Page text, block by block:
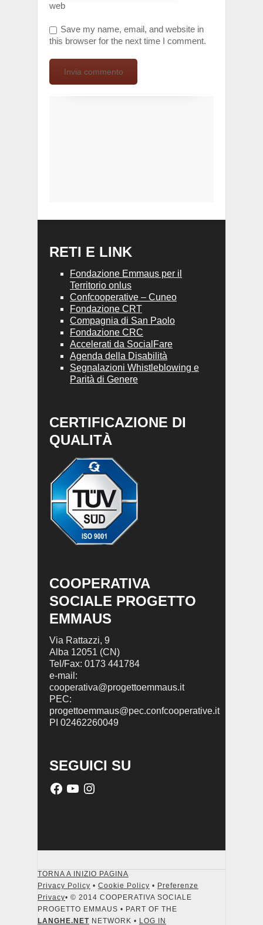
web
Save my name, email, and website in
this browser for the next time I comment.
RETI E LINK
Fondazione Emmaus per il
Territorio onlus
Confcooperative – Cuneo
Fondazione CRT
Compagnia di San Paolo
Fondazione CRC
Accelerati da SocialFare
Agenda della Disabilità
Segnalazioni Whistleblowing e
Parità di Genere
CERTIFICAZIONE DI
QUALITÀ
COOPERATIVA
SOCIALE PROGETTO
EMMAUS
Via Rattazzi, 9
Alba 12051 (CN)
Tel/Fax: 0173 441784
e-mail:
cooperativa@progettoemmaus.it
PEC:
progettoemmaus@pec.confcooperative.it
PI 02462260049
SEGUICI SU
TORNA A INIZIO PAGINA
Privacy Policy • Cookie Policy • Preferenze
Privacy• © 2014 COOPERATIVA SOCIALE
PROGETTO EMMAUS • PART OF THE
LANGHE.NET NETWORK • LOG IN